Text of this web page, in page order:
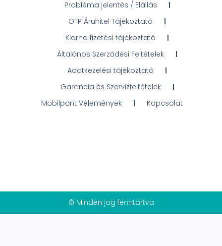
Probléma jelentés / Elállás
OTP Áruhitel Tájékoztató
Klarna fizetési tájékoztató
Általános Szerződési Feltételek
Adatkezelési tájékoztató
Garancia és Szervizfeltételek
Mobilpont Vélemények
Kapcsolat
© Minden jog fenntartva